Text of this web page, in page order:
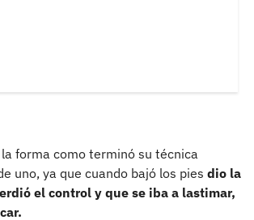
forma como terminó su técnica
uno, ya que cuando bajó los pies dio la
el control y que se iba a lastimar,